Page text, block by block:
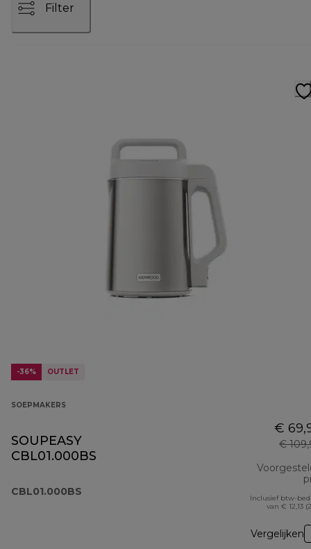
Filter
-36% OUTLET
SOEPMAKERS
SOUPEASY
CBL01.000BS
CBL01.000BS
€
€
Inclusief btw-
van € 12,13
Vergelijken